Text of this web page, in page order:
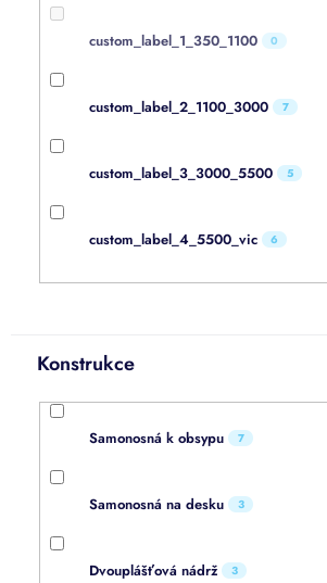
custom_label_1_350_1100 0
custom_label_2_1100_3000 7
custom_label_3_3000_5500 5
custom_label_4_5500_vic 6
Konstrukce
Samonosná k obsypu 7
Samonosná na desku 3
Dvouplášťová nádrž 3